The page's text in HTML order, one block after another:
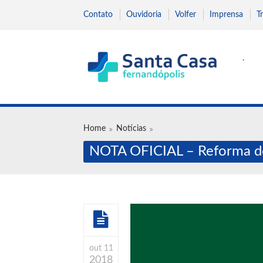
Contato Ouvidoria Volfer Imprensa
.
Home Notícias
NOTA OFICIAL – Reforma
out 11
2018